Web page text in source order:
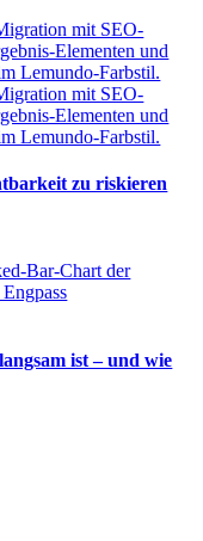
zu riskieren
ist – und wie